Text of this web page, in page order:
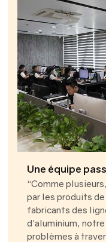
Une équipe
“Comme
par les produits
fabricants des
d'aluminium,
problèmes à